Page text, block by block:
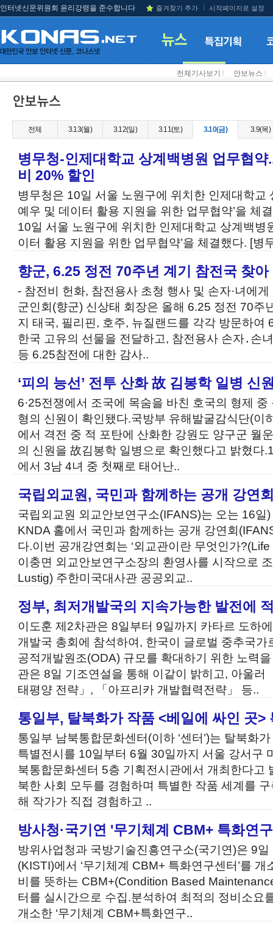
인터넷신문위원회 윤리강령을 준수합니다 즐겨찾기 추가 시작페이지로 설정
전체기사보기 안보뉴스
전체 3.13(월) 3.12(일) 3.11(토) 3.10(금) 3.9(목)
병무청-인제대학교 상계백병원 업무협
비 20% 할인
병무청은 10일 서울 노원구에 위치한 인제대학교
예우 및 데이터 활용 지원을 위한 업무협약’을 체
10일 서울 노원구에 위치한 인제대학교 상계백병
이터 활용 지원을 위한 업무협약’을 체결했다. [병
향군, 6.25 정전 70주년 계기 참전국 찾아
- 참전비 헌화, 참전용사 초청 행사 및 손자·녀에
군인회(향군) 신상태 회장은 올해 6.25 정전 70주
지 태국, 필리핀, 호주, 뉴질랜드를 각각 방문하여
한국 고유의 선물을 전달하고, 참전용사 손자․손
등 6.25참전에 대한 감사..
‘피의 능선’ 전투 산화 故 김봉학 일병 신
6·25전쟁에서 조국에 목숨을 바친 호국의 형제
형의 신원이 확인됐다.국방부 유해발굴감식단(이
에서 격전 중 적 포탄에 산화한 강원도 양구군 월
의 신원을 故김봉학 일병으로 확인했다고 밝혔다
에서 3남 4녀 중 첫째로 태어난..
국립외교원, 국민과 함께하는 공개 강연
국립외교원 외교안보연구소(IFANS)는 오는 16일
KNDA 홀에서 국민과 함께하는 공개 강연회
다.이번 공개강연회는 ‘외교관이란 무엇인가
이충면 외교안보연구소장의 환영사를 시작으로
Lustig) 주한미국대사관 공공외교..
정부, 최저개발국의 지속가능한 발전에
이도훈 제2차관은 8일부터 9일까지 카타르 도하
개발국 총회에 참석하여, 한국이 글로벌 중추국
공적개발원조(ODA) 규모를 확대하기 위한 노력
관은 8일 기조연설을 통해 이같이 밝히고, 아울러
태평양 전략」, 「아프리카 개발협력전략」 등..
통일부, 탈북화가 작품 <베일에 싸인 곳>
통일부 남북통합문화센터(이하 ‘센터’)는 탈북화
특별전시를 10일부터 6월 30일까지 서울 강서구
북통합문화센터 5층 기획전시관에서 개최한다고
북한 사회 모두를 경험하며 특별한 작품 세계를
해 작가가 직접 경험하고 ..
방사청·국기연 '무기체계 CBM+ 특화연
방위사업청과 국방기술진흥연구소(국기연)은 9
(KISTI)에서 ‘무기체계 CBM+ 특화연구센터’를
비를 뜻하는 CBM+(Condition Based
터를 실시간으로 수집.분석하여 최적의 정비소요
개소한 ‘무기체계 CBM+특화연구..